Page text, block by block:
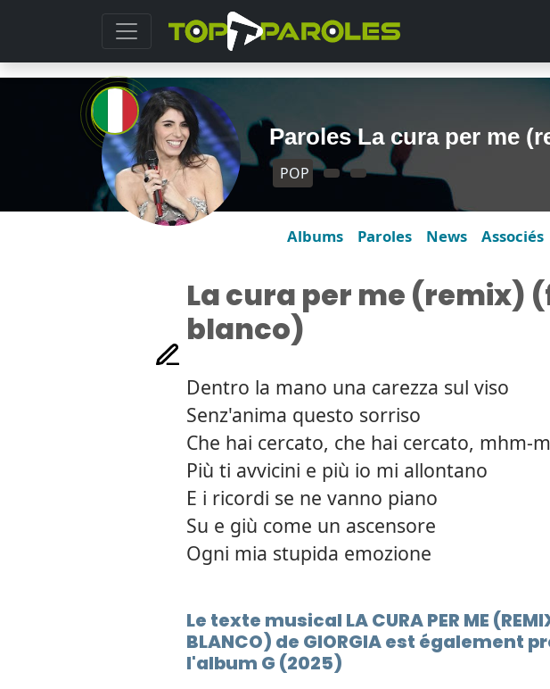
Paroles La cura per me
POP
Albums Paroles News Associés
La cura per me (remix)
blanco)
Dentro la mano una carezza sul viso
Senz'anima questo sorriso
Che hai cercato, che hai cercato, mhm-
Più ti avvicini e più io mi allontano
E i ricordi se ne vanno piano
Su e giù come un ascensore
Ogni mia stupida emozione
Le texte musical LA CURA PER ME
BLANCO) de GIORGIA est également
l'album G (2025)